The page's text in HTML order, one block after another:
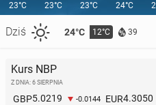
23°C
Dziś 24°C 12°C 39
23°C 23°C 24°C
Kurs NBP
Z DNIA: 6 SIERPNIA
GBP5.0219 -0.0144 EUR4.3050